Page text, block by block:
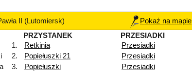
II (Lutomiersk)
Pokaż na mapie
PRZYSTANEK
PRZESIADKI
1.
Retkinia
Przesiadki
2. Popiełuszki 21
Przesiadki
3. Popiełuszki
Przesiadki